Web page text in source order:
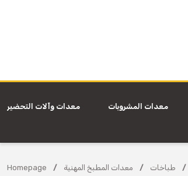
معدات وآلات التحضير معدات المشروبات
Homepage معدات المطبخ المهنية طباخات